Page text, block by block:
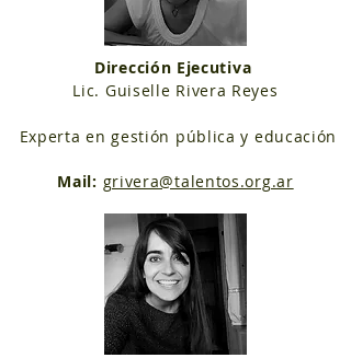
Dirección Ejecutiva
Lic. Guiselle Rivera Reyes
Experta en gestión pública y educación
Mail: grivera@talentos.org.ar